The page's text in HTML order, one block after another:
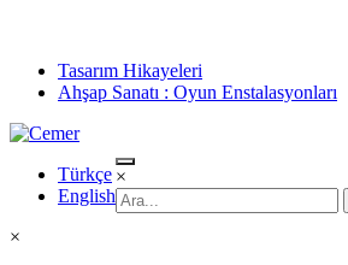
Tasarım Hikayeleri
Ahşap Sanatı : Oyun Enstalasyonları
Türkçe
English
×
×